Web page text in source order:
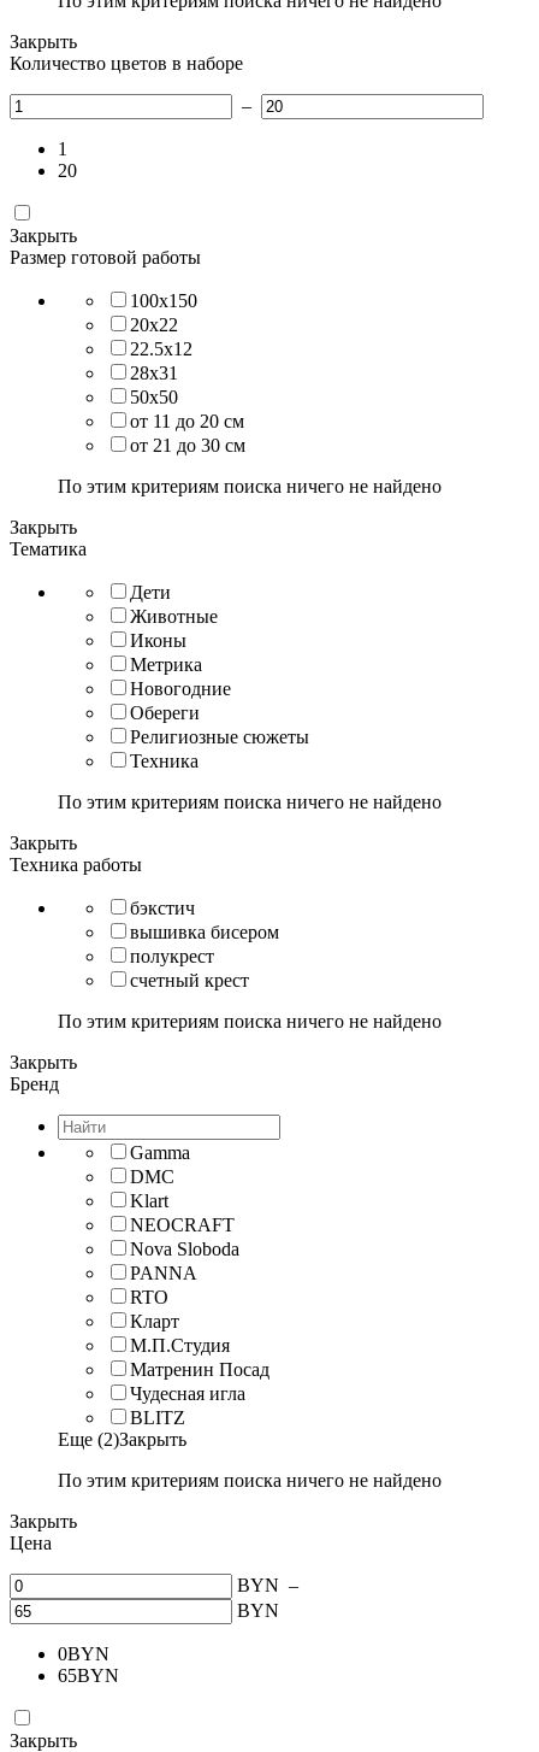
Закрыть
Количество цветов в наборе
–
1
20
Закрыть
Размер готовой работы
100х150
20х22
22.5х12
28х31
50х50
от 11 до 20 см
от 21 до 30 см
По этим критериям поиска ничего не найдено
Закрыть
Тематика
Дети
Животные
Иконы
Метрика
Новогодние
Обереги
Религиозные сюжеты
Техника
По этим критериям поиска ничего не найдено
Закрыть
Техника работы
бэкстич
вышивка бисером
полукрест
счетный крест
По этим критериям поиска ничего не найдено
Закрыть
Бренд
Gamma
DMC
Klart
NEOCRAFT
Nova Sloboda
PANNA
RTO
Кларт
М.П.Студия
Матренин Посад
Чудесная игла
BLITZ
Еще (2)Закрыть
По этим критериям поиска ничего не найдено
Закрыть
Цена
BYN –
BYN
0BYN
65BYN
Закрыть